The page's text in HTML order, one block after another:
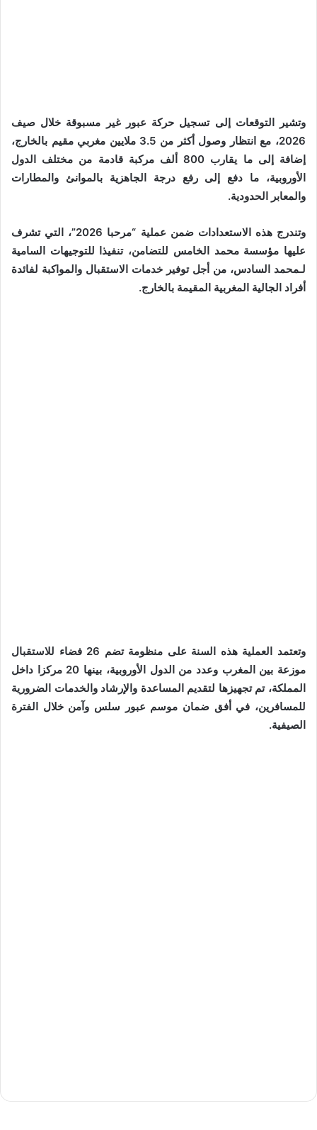
وتشير التوقعات إلى تسجيل حركة عبور غير مسبوقة خلال صيف
2026، مع انتظار وصول أكثر من 3.5 ملايين مغربي مقيم بالخارج،
إضافة إلى ما يقارب 800 ألف مركبة قادمة من مختلف الدول
الأوروبية، ما دفع إلى رفع درجة الجاهزية بالموانئ والمطارات
والمعابر الحدودية.
وتندرج هذه الاستعدادات ضمن عملية “مرحبا 2026”، التي تشرف
عليها مؤسسة محمد الخامس للتضامن، تنفيذا للتوجيهات السامية
لـمحمد السادس، من أجل توفير خدمات الاستقبال والمواكبة لفائدة
أفراد الجالية المغربية المقيمة بالخارج.
وتعتمد العملية هذه السنة على منظومة تضم 26 فضاء للاستقبال
موزعة بين المغرب وعدد من الدول الأوروبية، بينها 20 مركزا داخل
المملكة، تم تجهيزها لتقديم المساعدة والإرشاد والخدمات الضرورية
للمسافرين، في أفق ضمان موسم عبور سلس وآمن خلال الفترة
الصيفية.